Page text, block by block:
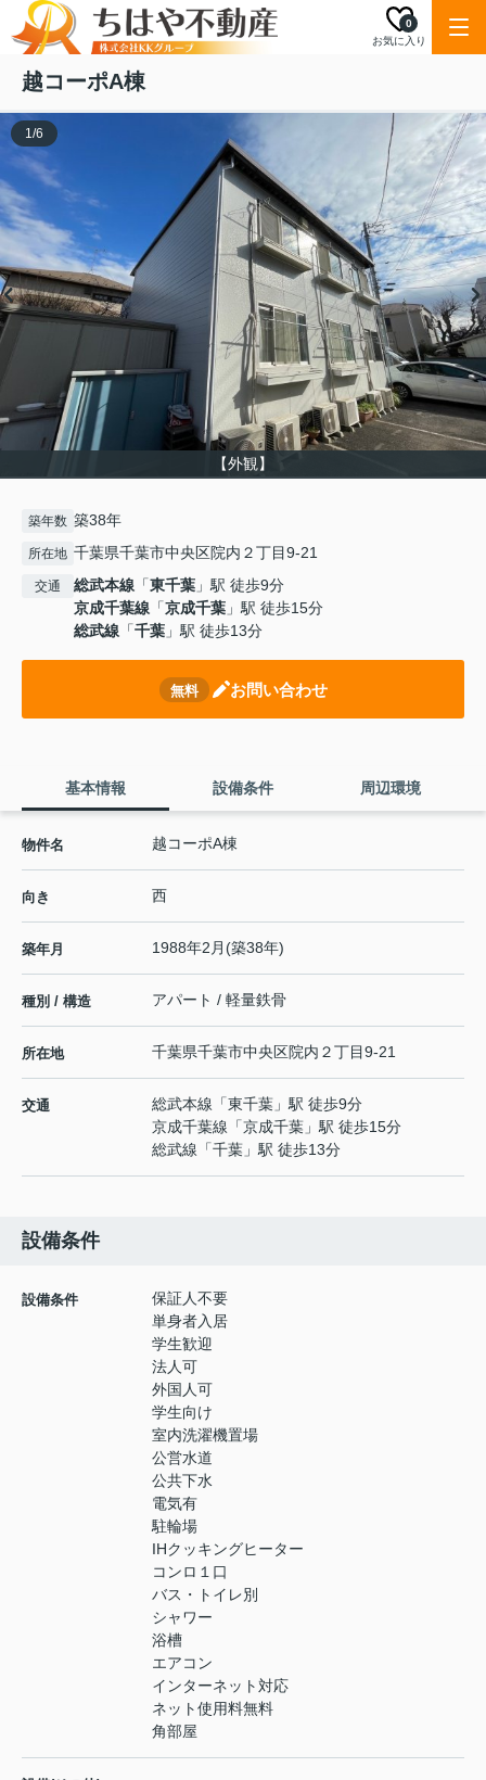
お気に入り
0
越コーポA棟
【外観】
1/6
築年数 築38年
所在地 千葉県千葉市中央区院内２丁目9-21
交通 総武本線 「東千葉 」駅 徒歩9分
京成千葉線 「京成千葉 」駅 徒歩15分
総武線 「千葉 」駅 徒歩13分
無料 お問い合わせ
基本情報 設備条件 周辺環境
物件名 越コーポA棟
向き 西
築年月 1988年2月(築38年)
種別 / 構造 アパート / 軽量鉄骨
所在地 千葉県千葉市中央区院内 ２丁目9-21
交通 総武本線 「東千葉 」駅 徒歩9分
京成千葉線 「京成千葉 」駅 徒歩15分
総武線 「千葉 」駅 徒歩13分
設備条件
設備条件
保証人不要
単身者入居
学生歓迎
法人可
外国人可
学生向け
室内洗濯機置場
公営水道
公共下水
電気有
駐輪場
IHクッキングヒーター
コンロ１口
バス・トイレ別
シャワー
浴槽
エアコン
インターネット対応
ネット使用料無料
角部屋